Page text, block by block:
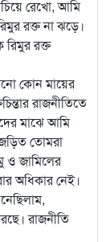
রেখো, আমি
রক্ত না ঝড়ে।
রক্ত
কোন মায়ের
রাজনীতিতে
মাঝে আমি
জড়িত তোমরা
ও জামিলের
অধিকার নেই।
রাজনীতি